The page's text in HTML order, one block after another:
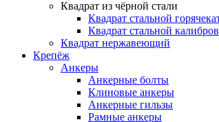
Квадрат из чёрной стали
Квадрат стальной
Квадрат стальной
Квадрат нержавеющий
Крепёж
Анкеры
Анкерные болты
Клиновые анкеры
Анкерные гильзы
Рамные анкеры